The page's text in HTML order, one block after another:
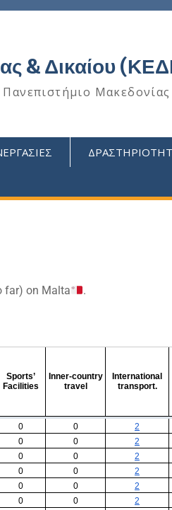
& Δικαίου
Μακεδονίας
far) on Malta .